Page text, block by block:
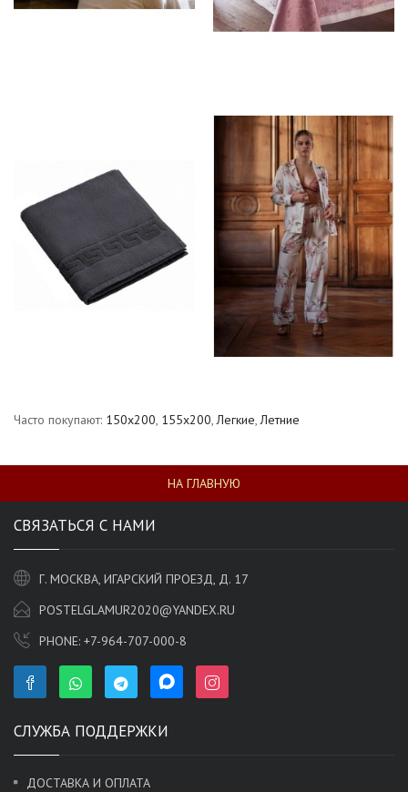
Часто покупают: 150х200, 155х200,Легкие,Летние
НА ГЛАВНУЮ
СВЯЗАТЬСЯ С НАМИ
Г. МОСКВА, ИГАРСКИЙ ПРОЕЗД, Д. 17
POSTELGLAMUR2020@YANDEX.RU
PHONE: +7-964-707-000-8
СЛУЖБА ПОДДЕРЖКИ
ДОСТАВКА И ОПЛАТА